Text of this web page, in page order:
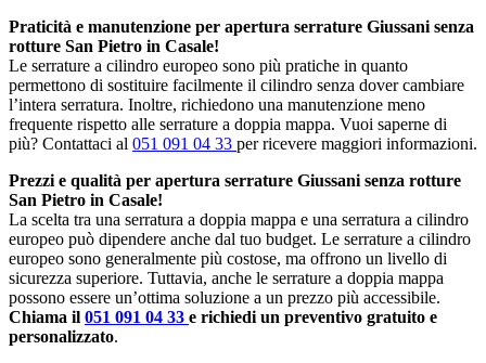
Praticità e manutenzione per apertura serrature Giussani senza
rotture San Pietro in Casale!
Le serrature a cilindro europeo sono più pratiche in quanto
permettono di sostituire facilmente il cilindro senza dover cambiare
l’intera serratura. Inoltre, richiedono una manutenzione meno
frequente rispetto alle serrature a doppia mappa. Vuoi saperne di
più? Contattaci al 051 091 04 33 per ricevere maggiori informazioni.
Prezzi e qualità per apertura serrature Giussani senza rotture
San Pietro in Casale!
La scelta tra una serratura a doppia mappa e una serratura a cilindro
europeo può dipendere anche dal tuo budget. Le serrature a cilindro
europeo sono generalmente più costose, ma offrono un livello di
sicurezza superiore. Tuttavia, anche le serrature a doppia mappa
possono essere un’ottima soluzione a un prezzo più accessibile.
Chiama il 051 091 04 33 e richiedi un preventivo gratuito e
personalizzato.